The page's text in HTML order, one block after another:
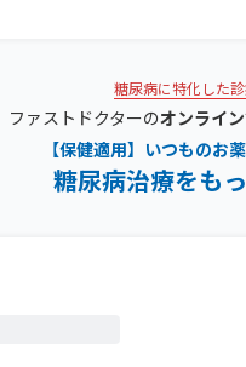
糖尿病に特化した
ファストドクターのオンライン
【保健適用】いつものお
糖尿病治療をも